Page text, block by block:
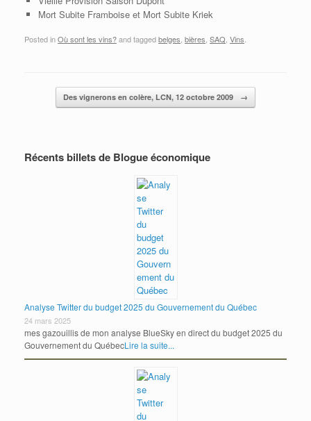
Mort Subite Framboise et Mort Subite Kriek
Posted inOù sont les vins?and taggedbelges bières SAQ Vins
Post navigationDes vignerons en colère, LCN, 12 octobre 2009 →
Récents billets de Blogue économique
Analyse Twitter du budget 2025 du Gouvernement du Québec
24 mars 2025
mes gazouillis de mon analyse BlueSky en direct du budget 2025 du
Gouvernement du QuébecLire la suite...